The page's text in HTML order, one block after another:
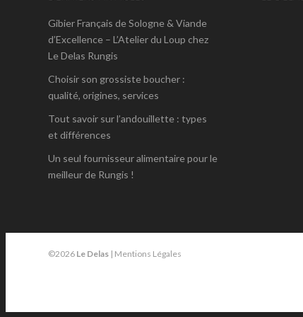
Gibier Français de Sologne & Viande
d’Excellence – L’Atelier du Loup chez
Le Delas Rungis
Choisir son grossiste boucher :
qualité, origines, services
Tout savoir sur l’andouillette : types
et différences
Un seul fournisseur alimentaire pour le
meilleur de Rungis !
©2026 Le Delas | Mentions Légales